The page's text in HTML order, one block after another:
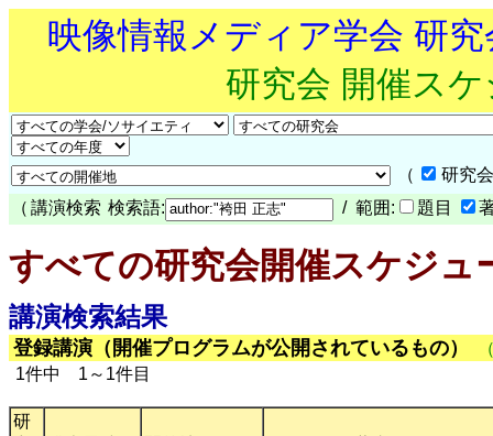
映像情報メディア学会 研
研究会 開催ス
（
研究
（ 講演検索 検索語: / 範囲: 題目
すべての研究会開催スケジュ
講演検索結果
登録講演（開催プログラムが公開されているもの）
1件中 1～1件目
研